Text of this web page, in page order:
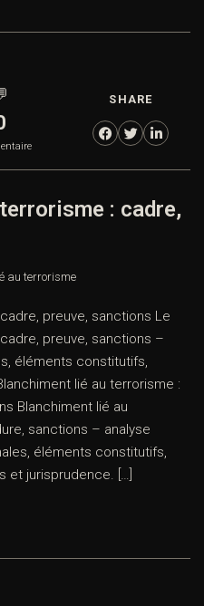
SHARE
: cadre,
au terrorisme
preuve, sanctions Le
preuve, sanctions –
éléments constitutifs,
lié au terrorisme :
Blanchiment lié au
sanctions – analyse
éléments constitutifs,
et jurisprudence. […]